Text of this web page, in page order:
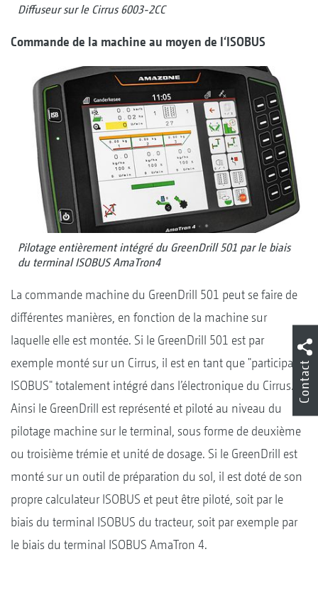
Diffuseur sur le Cirrus 6003-2CC
Commande de la machine au moyen de l‘ISOBUS
Pilotage entièrement intégré du GreenDrill 501 par le biais
du terminal ISOBUS AmaTron4
La commande machine du GreenDrill 501 peut se faire de
différentes manières, en fonction de la machine sur
laquelle elle est montée. Si le GreenDrill 501 est par
exemple monté sur un Cirrus, il est en tant que "participant
ISOBUS" totalement intégré dans l’électronique du Cirrus.
Ainsi le GreenDrill est représenté et piloté au niveau du
pilotage machine sur le terminal, sous forme de deuxième
ou troisième trémie et unité de dosage. Si le GreenDrill est
monté sur un outil de préparation du sol, il est doté de son
propre calculateur ISOBUS et peut être piloté, soit par le
biais du terminal ISOBUS du tracteur, soit par exemple par
le biais du terminal ISOBUS AmaTron 4.
Contact